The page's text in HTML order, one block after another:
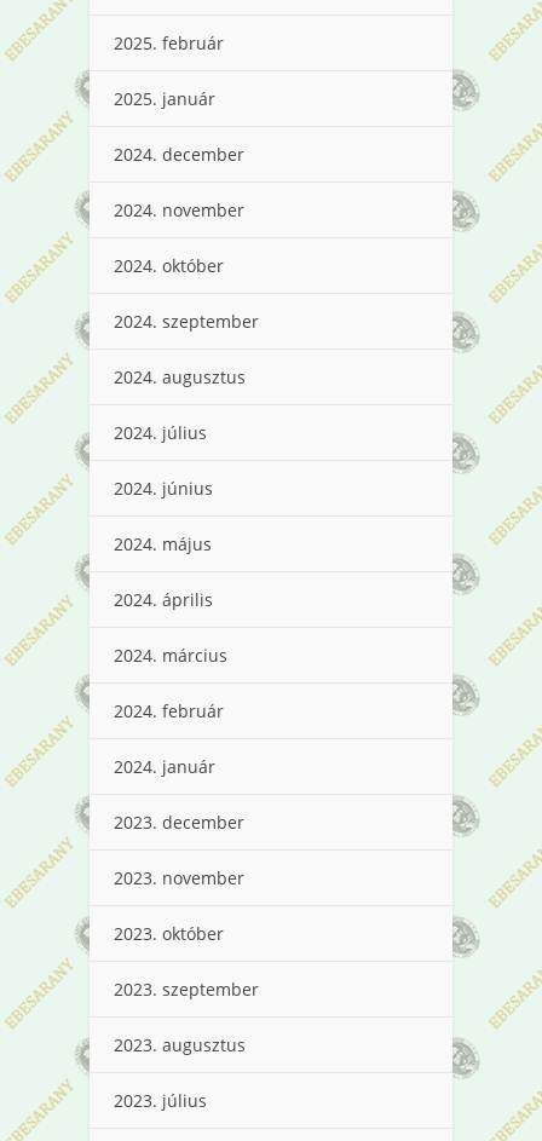
2025. február
2025. január
2024. december
2024. november
2024. október
2024. szeptember
2024. augusztus
2024. július
2024. június
2024. május
2024. április
2024. március
2024. február
2024. január
2023. december
2023. november
2023. október
2023. szeptember
2023. augusztus
2023. július